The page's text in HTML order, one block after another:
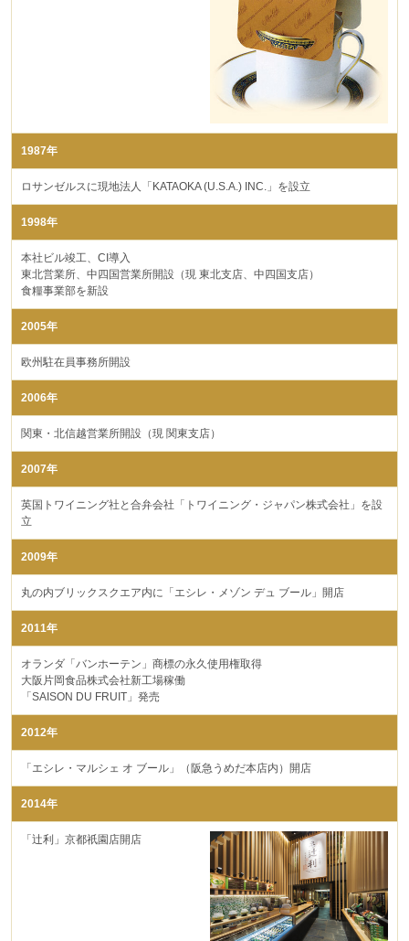
1987年
ロサンゼルスに現地法人「KATAOKA (U.S.A.) INC.」を設立
1998年
本社ビル竣工、CI導入
東北営業所、中四国営業所開設（現 東北支店、中四国支店）
食糧事業部を新設
2005年
欧州駐在員事務所開設
2006年
関東・北信越営業所開設（現 関東支店）
2007年
英国トワイニング社と合弁会社「トワイニング・ジャパン株式会社」を設
立
2009年
丸の内ブリックスクエア内に「エシレ・メゾン デュ ブール」開店
2011年
オランダ「バンホーテン」商標の永久使用権取得
大阪片岡食品株式会社新工場稼働
「SAISON DU FRUIT」発売
2012年
「エシレ・マルシェ オ ブール」（阪急うめだ本店内）開店
2014年
「辻󠄀利」京都祇園店開店